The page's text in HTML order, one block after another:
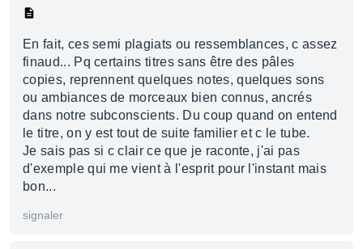
En fait, ces semi plagiats ou ressemblances, c assez
finaud... Pq certains titres sans être des pâles
copies, reprennent quelques notes, quelques sons
ou ambiances de morceaux bien connus, ancrés
dans notre subconscients. Du coup quand on entend
le titre, on y est tout de suite familier et c le tube.
Je sais pas si c clair ce que je raconte, j'ai pas
d'exemple qui me vient à l'esprit pour l'instant mais
bon...
signaler